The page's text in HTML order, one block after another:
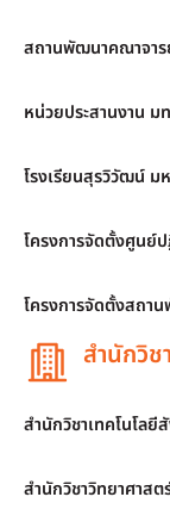
สถานพัฒนาคณาจา
หน่วยประสานงาน ม
โรงเรียนสุรวิวัฒน์ ม
โครงการจัดตั้งศูนย์
โครงการจัดตั้งสถา
สำนักวิชา
สำนักวิชาเทคโนโลยี
สำนักวิชาวิทยาศาสต